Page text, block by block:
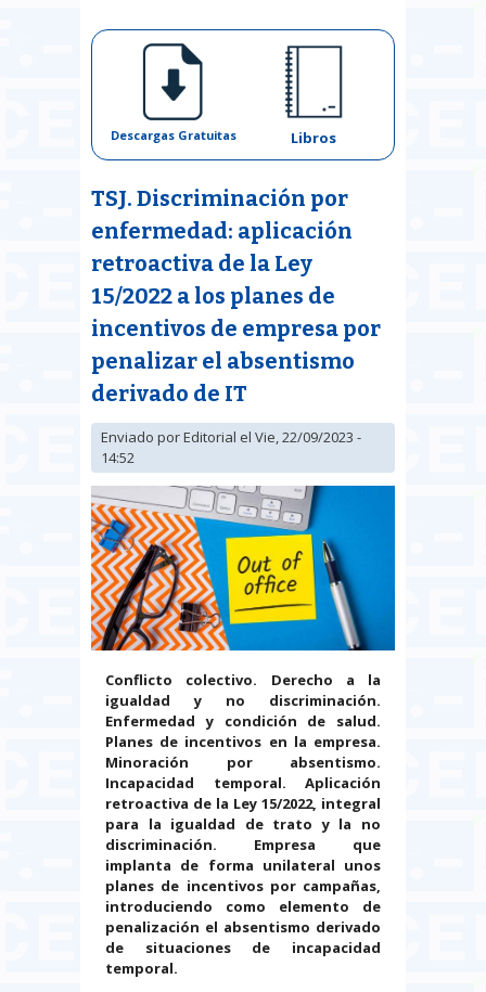
Descargas Gratuitas Libros
TSJ. Discriminación por
enfermedad: aplicación
retroactiva de la Ley
15/2022 a los planes de
incentivos de empresa por
penalizar el absentismo
derivado de IT
Enviado porEditorial el Vie, 22/09/2023 -
14:52
Conflicto colectivo. Derecho a la
igualdad y no discriminación.
Enfermedad y condición de salud.
Planes de incentivos en la empresa.
Minoración por absentismo.
Incapacidad temporal. Aplicación
retroactiva de la Ley 15/2022, integral
para la igualdad de trato y la no
discriminación. Empresa que
implanta de forma unilateral unos
planes de incentivos por campañas,
introduciendo como elemento de
penalización el absentismo derivado
de situaciones de incapacidad
temporal.